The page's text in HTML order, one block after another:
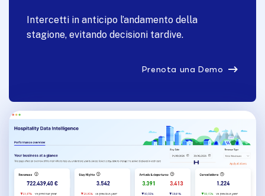
Intercetti in anticipo l’andamento della
stagione, evitando decisioni tardive.
Prenota una Demo